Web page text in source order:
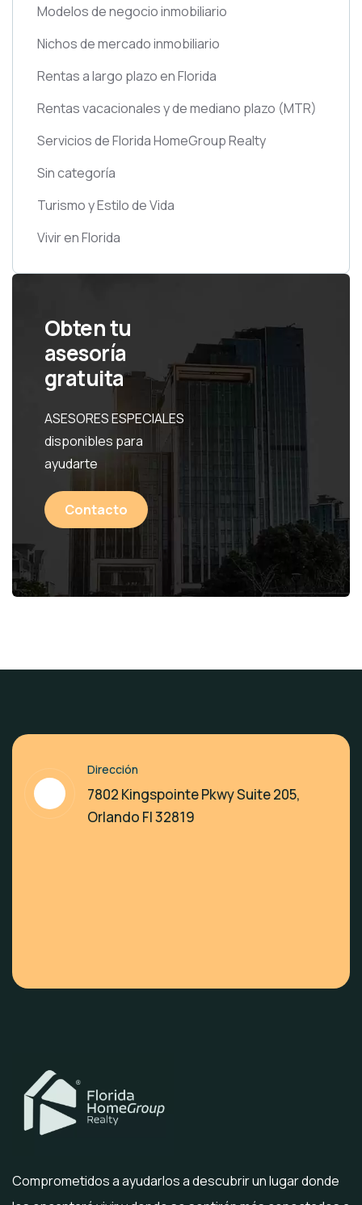
Modelos de negocio inmobiliario
Nichos de mercado inmobiliario
Rentas a largo plazo en Florida
Rentas vacacionales y de mediano plazo (MTR)
Servicios de Florida HomeGroup Realty
Sin categoría
Turismo y Estilo de Vida
Vivir en Florida
Obten tu
asesoría
gratuita
ASESORES ESPECIALES
disponibles para
ayudarte
Contacto
Dirección
7802 Kingspointe Pkwy Suite 205,
Orlando Fl 32819
Comprometidos a ayudarlos a descubrir un lugar donde